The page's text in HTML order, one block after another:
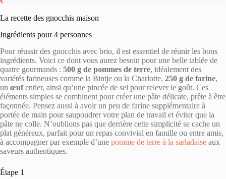
La recette des gnocchis maison
Ingrédients pour 4 personnes
Pour réussir des gnocchis avec brio, il est essentiel de réunir les bons
ingrédients. Voici ce dont vous aurez besoin pour une belle tablée de
quatre gourmands : 500 g de pommes de terre, idéalement des
variétés farineuses comme la Bintje ou la Charlotte, 250 g de farine,
un œufentier, ainsi qu’une pincée de sel pour relever le goût. Ces
éléments simples se combinent pour créer une pâte délicate, prête à être
façonnée. Pensez aussi à avoir un peu de farine supplémentaire à
portée de main pour saupoudrer votre plan de travail et éviter que la
pâte ne colle. N’oublions pas que derrière cette simplicité se cache un
plat généreux, parfait pour un repas convivial en famille ou entre amis,
à accompagner par exemple d’une pomme de terre à la sarladaise aux
saveurs authentiques.
Étape 1